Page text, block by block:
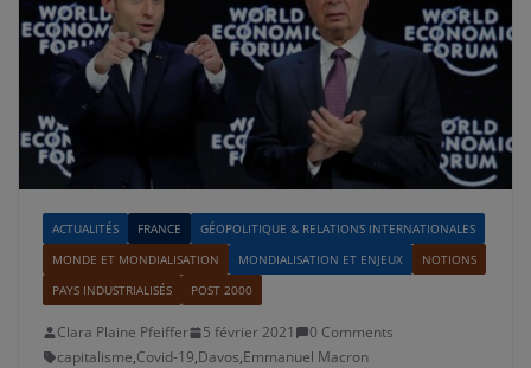
ACTUALITÉS FRANCE
GÉOPOLITIQUE & RELATIONS INTERNATIONALES
MONDE ET MONDIALISATION
MONDIALISATION ET ENJEUX
NOTIONS
PAYS INDUSTRIALISÉS
POST 2000
Clara Plaine Pfeiffer 5 février 2021
0 Comments
capitalisme,Covid-19,Davos,Emmanuel Macron